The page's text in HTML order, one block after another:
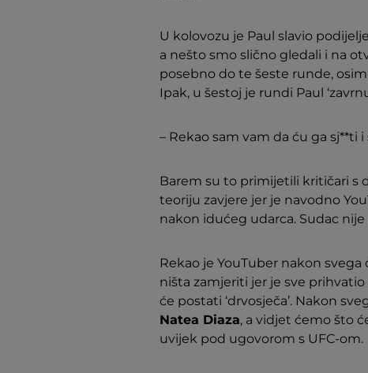
U kolovozu je Paul slavio
a nešto smo slično gledali i na
posebno do te šeste runde,
Ipak, u šestoj je rundi Paul
– Rekao sam vam da ću ga sj**ti
Barem su to primijetili kritičari s
teoriju zavjere jer je navodno
nakon idućeg udarca. Sudac
Rekao je YouTuber nakon
ništa zamjeriti jer je sve
će postati ‘drvosječa’. Nakon
Natea Diaza, a vidjet ćemo što
uvijek pod ugovorom s UFC-om.